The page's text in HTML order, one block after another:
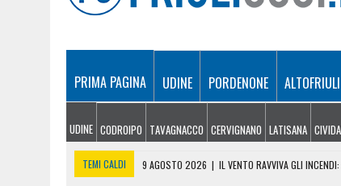
PRIMA PAGINA UDINE PORDENONE ALTOFRIULI
UDINE CODROIPO TAVAGNACCO CERVIGNANO LATISANA
TEMI CALDI 9 AGOSTO 2026 | IL VENTO RAVVIVA GLI